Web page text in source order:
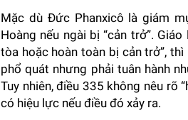
Mặc dù Đức Phanxicô là giám
Hoàng nếu ngài bị “cản trở”.
tòa hoặc hoàn toàn bị cản trở”,
phổ quát nhưng phải tuân hành
Tuy nhiên, điều 335 không nêu rõ
có hiệu lực nếu điều đó xảy ra.